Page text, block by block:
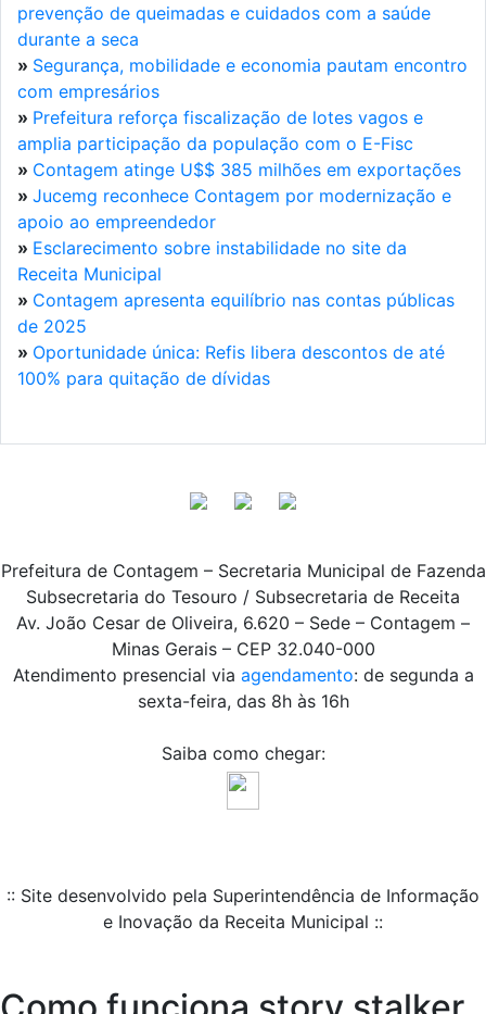
prevenção de queimadas e cuidados com a saúde
durante a seca
» Segurança, mobilidade e economia pautam encontro
com empresários
» Prefeitura reforça fiscalização de lotes vagos e
amplia participação da população com o E-Fisc
» Contagem atinge U$$ 385 milhões em exportações
» Jucemg reconhece Contagem por modernização e
apoio ao empreendedor
» Esclarecimento sobre instabilidade no site da
Receita Municipal
» Contagem apresenta equilíbrio nas contas públicas
de 2025
» Oportunidade única: Refis libera descontos de até
100% para quitação de dívidas
Prefeitura de Contagem – Secretaria Municipal de Fazenda
Subsecretaria do Tesouro / Subsecretaria de Receita
Av. João Cesar de Oliveira, 6.620 – Sede – Contagem –
Minas Gerais – CEP 32.040-000
Atendimento presencial via agendamento: de segunda a
sexta-feira, das 8h às 16h
Saiba como chegar:
:: Site desenvolvido pela Superintendência de Informação
e Inovação da Receita Municipal ::